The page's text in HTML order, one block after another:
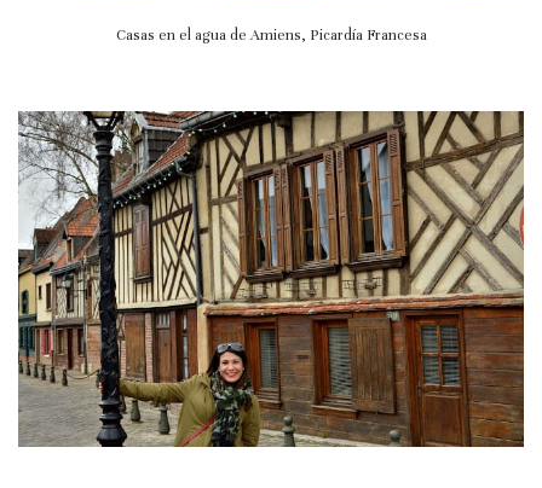
Casas en el agua de Amiens, Picardía Francesa